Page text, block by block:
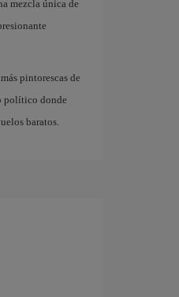
mezcla única de
pintorescas de
político donde
baratos.